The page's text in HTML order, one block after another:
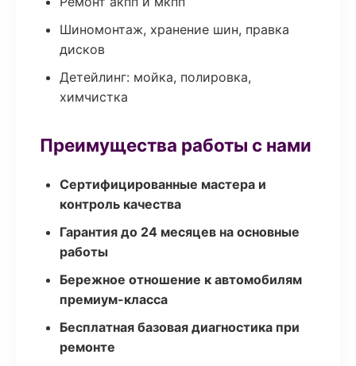
Шиномонтаж, хранение шин, правка
дисков
Детейлинг: мойка, полировка,
химчистка
Преимущества работы с нами
Сертифицированные мастера и
контроль качества
Гарантия до 24 месяцев на основные
работы
Бережное отношение к автомобилям
премиум-класса
Бесплатная базовая диагностика при
ремонте